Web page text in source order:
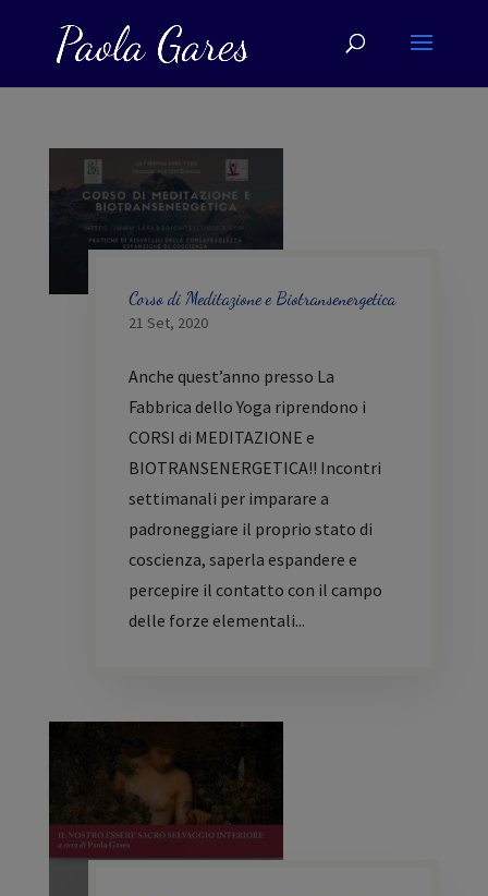
Corso di Meditazione e Biotransenergetica
21 Set, 2020
Anche quest’anno presso La
Fabbrica dello Yoga riprendono i
CORSI di MEDITAZIONE e
BIOTRANSENERGETICA!! Incontri
settimanali per imparare a
padroneggiare il proprio stato di
coscienza, saperla espandere e
percepire il contatto con il campo
delle forze elementali...